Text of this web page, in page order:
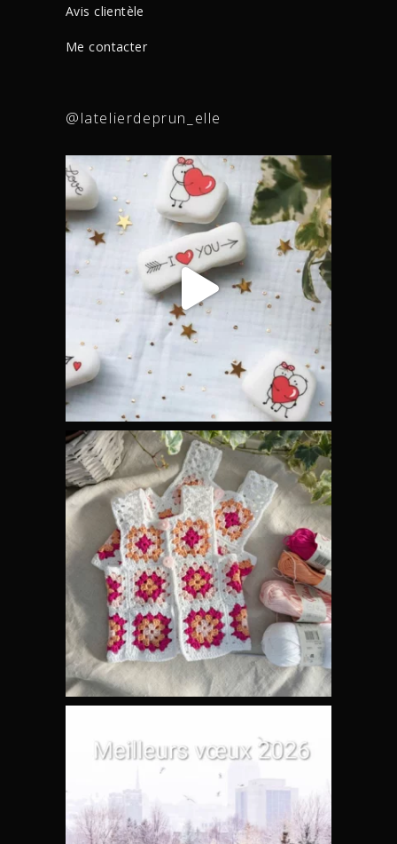
Avis clientèle
Me contacter
@latelierdeprun_elle